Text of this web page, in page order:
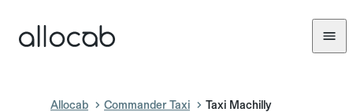
Allocab Commander Taxi Taxi Machilly